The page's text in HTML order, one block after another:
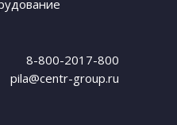
8-800-2017-800
pila@centr-group.ru